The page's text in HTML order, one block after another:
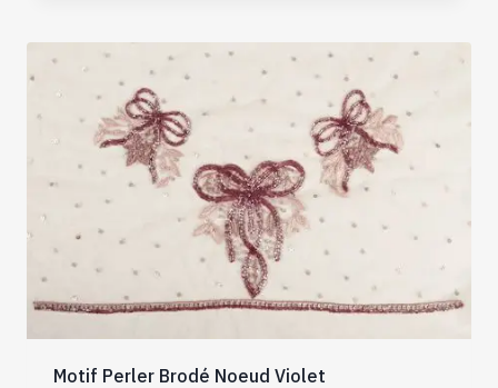
Motif Perler Brodé Noeud Violet